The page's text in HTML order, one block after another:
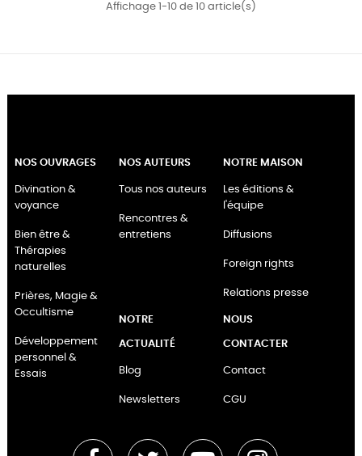
Affichage 1-10 de 10 article(s)
NOS OUVRAGES
Divination &
voyance
Bien être &
Thérapies
naturelles
Prières, Magie &
Occultisme
Développement
personnel &
Essais
NOS AUTEURS
Tous nos auteurs
Rencontres &
entretiens
NOTRE MAISON
Les éditions &
l'équipe
Diffusions
Foreign rights
Relations presse
NOTRE
ACTUALITÉ
Blog
Newsletters
NOUS
CONTACTER
Contact
CGU